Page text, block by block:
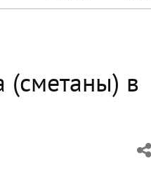
(сметаны) в